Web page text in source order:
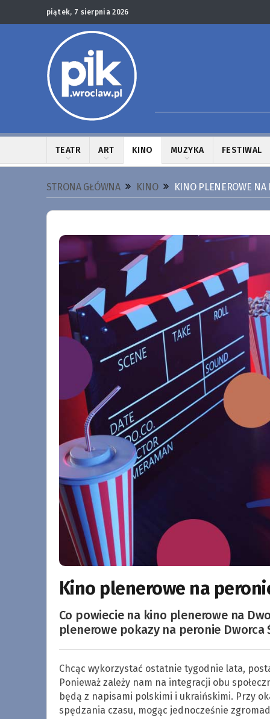
piątek, 7 sierpnia 2026
TEATR ART KINO MUZYKA FESTIWAL
STRONA GŁÓWNA KINO KINO PLENEROWE NA
Kino plenerowe na
Co powiecie na kino plenerowe na
plenerowe pokazy na peronie Dworca
Chcąc wykorzystać ostatnie tygodnie lata,
Ponieważ zależy nam na integracji obu
będą z napisami polskimi i ukraińskimi. Przy
spędzania czasu, mogąc jednocześnie